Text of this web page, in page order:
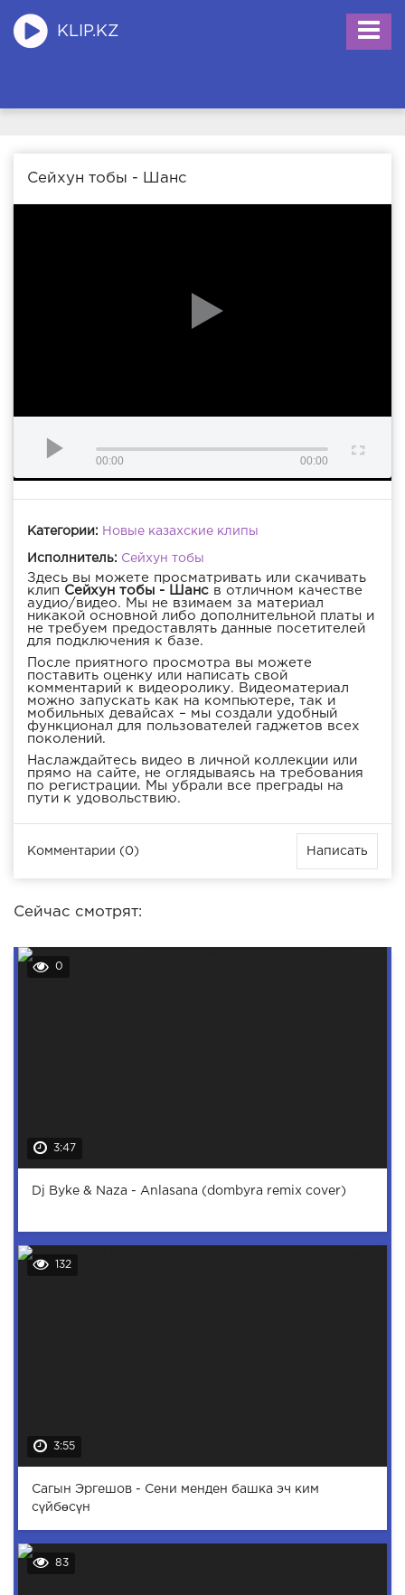
KLIP.KZ
Сейхун тобы - Шанс
00:00 00:00
Категории: Новые казахские клипы
Исполнитель: Сейхун тобы
Здесь вы можете просматривать или скачивать
клип Сейхун тобы - Шанс в отличном качестве
аудио/видео. Мы не взимаем за материал
никакой основной либо дополнительной платы и
не требуем предоставлять данные посетителей
для подключения к базе.
После приятного просмотра вы можете
поставить оценку или написать свой
комментарий к видеоролику. Видеоматериал
можно запускать как на компьютере, так и
мобильных девайсах – мы создали удобный
функционал для пользователей гаджетов всех
поколений.
Наслаждайтесь видео в личной коллекции или
прямо на сайте, не оглядываясь на требования
по регистрации. Мы убрали все преграды на
пути к удовольствию.
Комментарии (0) Написать
Сейчас смотрят:
0
3:47
Dj Byke & Naza - Anlasana (dombyra remix cover)
132
3:55
Сагын Эргешов - Сени менден башка эч ким
сүйбөсүн
83